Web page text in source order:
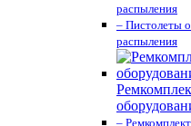
распыления
– Пистолеты
распыления
–